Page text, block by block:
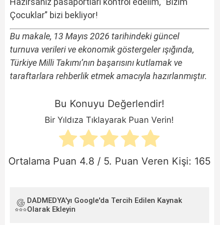
Çocuklar” bizi bekliyor!
Bu makale, 13 Mayıs 2026 tarihindeki güncel
turnuva verileri ve ekonomik göstergeler ışığında,
Türkiye Milli Takımı’nın başarısını kutlamak ve
taraftarlara rehberlik etmek amacıyla hazırlanmıştır.
Bu Konuyu Değerlendir!
Bir Yıldıza Tıklayarak Puan Verin!
Ortalama Puan 4.8 / 5. Puan Veren Kişi: 165
DADMEDYA'yı Google'da Tercih Edilen Kaynak
Olarak Ekleyin